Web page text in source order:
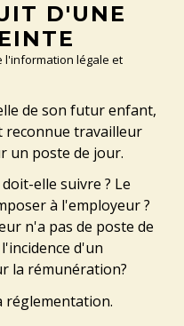
D'UNE
l'information légale et
de son futur enfant,
reconnue travailleur
un poste de jour.
elle suivre ? Le
à l'employeur ?
n'a pas de poste de
d'un
la rémunération?
réglementation.